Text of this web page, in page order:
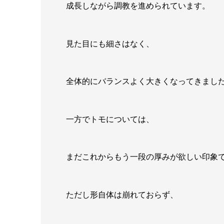
成長しながら調教を進められています。
見た目にも細さはなく、
全体的にバランスよく大きくなってきました
一方でトモについては、
まだこれからもう一段の厚みが欲しい印象で
ただし形自体は崩れておらず、